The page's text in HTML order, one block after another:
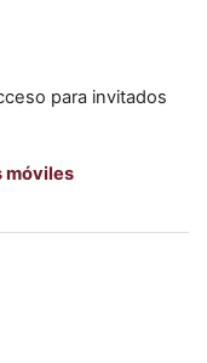
para invitados
móviles